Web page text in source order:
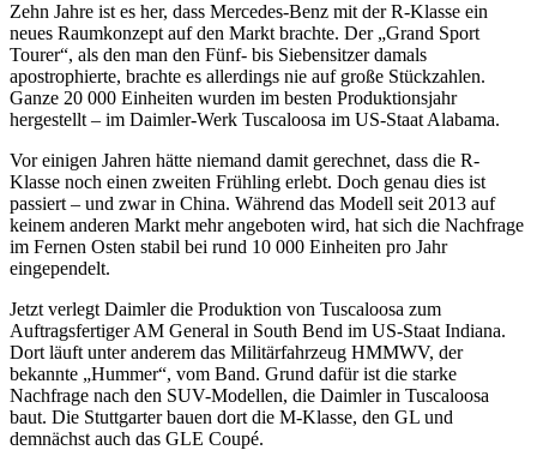
Zehn Jahre ist es her, dass Mercedes-Benz mit der R-Klasse ein
neues Raumkonzept auf den Markt brachte. Der „Grand Sport
Tourer“, als den man den Fünf- bis Siebensitzer damals
apostrophierte, brachte es allerdings nie auf große Stückzahlen.
Ganze 20 000 Einheiten wurden im besten Produktionsjahr
hergestellt – im Daimler-Werk Tuscaloosa im US-Staat Alabama.
Vor einigen Jahren hätte niemand damit gerechnet, dass die R-
Klasse noch einen zweiten Frühling erlebt. Doch genau dies ist
passiert – und zwar in China. Während das Modell seit 2013 auf
keinem anderen Markt mehr angeboten wird, hat sich die Nachfrage
im Fernen Osten stabil bei rund 10 000 Einheiten pro Jahr
eingependelt.
Jetzt verlegt Daimler die Produktion von Tuscaloosa zum
Auftragsfertiger AM General in South Bend im US-Staat Indiana.
Dort läuft unter anderem das Militärfahrzeug HMMWV, der
bekannte „Hummer“, vom Band. Grund dafür ist die starke
Nachfrage nach den SUV-Modellen, die Daimler in Tuscaloosa
baut. Die Stuttgarter bauen dort die M-Klasse, den GL und
demnächst auch das GLE Coupé.